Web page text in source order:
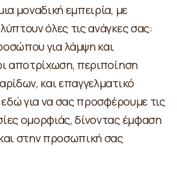
μοναδική εμπειρία, με
όλες τις ανάγκες σας:
για λάμψη και
αποτρίχωση, περιποίηση
και επαγγελματικό
εδώ για να σας προσφέρουμε τις
ομορφιάς, δίνοντας έμφαση
στην προσωπική σας